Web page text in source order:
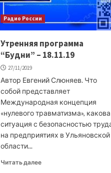
Радио России
Утренняя программа
“Будни” – 18.11.19
27/11/2019
Автор Евгений Слюняев. Что
собой представляет
Международная концепция
«нулевого травматизма», какова
ситуация с безопасностью
на предприятиях в Ульяновской
области...
Читать далее